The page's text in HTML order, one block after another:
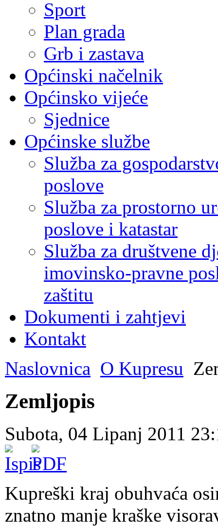
Sport
Plan grada
Grb i zastava
Općinski načelnik
Općinsko vijeće
Sjednice
Općinske službe
Služba za
poslove
Služba za prostorno
poslove i katastar
Služba za društvene
imovinsko-pravne
zaštitu
Dokumenti i zahtjevi
Kontakt
Naslovnica O Kupresu
Zemljopis
Subota, 04 Lipanj 2011
Kupreški kraj obuhvaća
znatno manje kraške